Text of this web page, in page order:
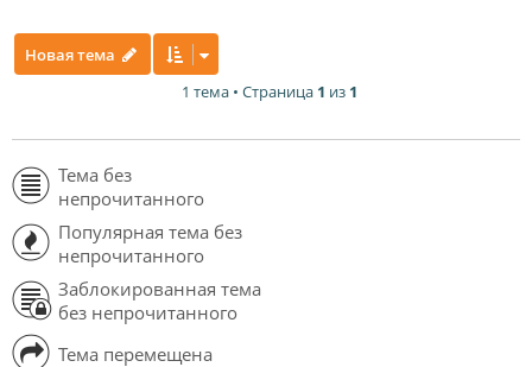
Новая тема
1 тема • Страница 1 из 1
Тема без
непрочитанного
Популярная тема без
непрочитанного
Заблокированная тема
без непрочитанного
Тема перемещена